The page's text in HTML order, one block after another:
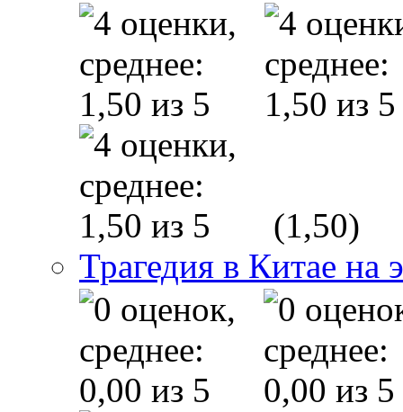
(1,50)
Трагедия в Китае на